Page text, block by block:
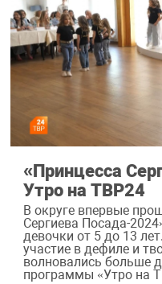
«Принцесса
Утро на ТВР24
В округе впервые
Сергиева Посада-
девочки от 5 до 13
участие в дефиле и
волновались больше
программы «Утро на